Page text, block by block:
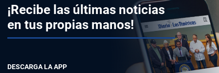
¡Recibe las últimas noticias
en tus propias manos!
DESCARGA LA APP